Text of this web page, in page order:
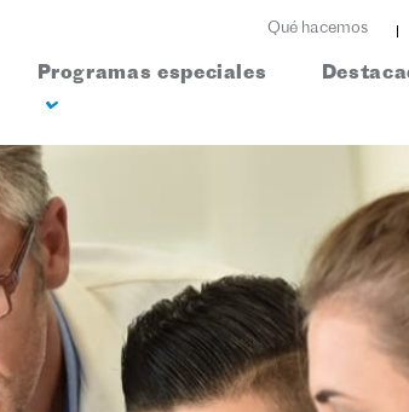
Qué hacemos
Programas especiales